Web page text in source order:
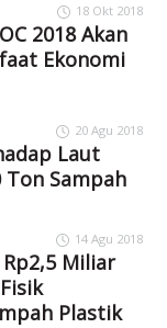
18 Okt 2018
2018 Akan
Ekonomi
20 Agu 2018
Laut
Sampah
14 Agu 2018
Miliar
Plastik